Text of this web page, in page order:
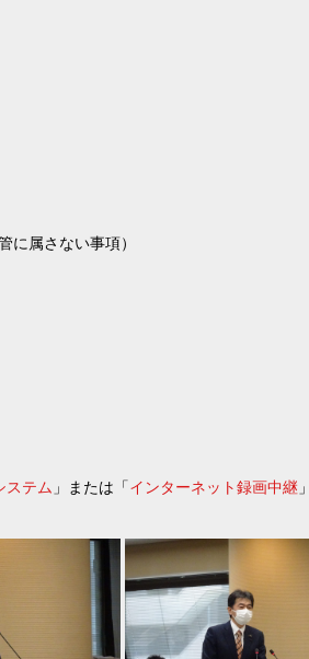
に属さない事項）
ステム 」または「インターネット録画中継